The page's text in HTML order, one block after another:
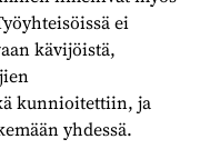
ei
kävijöistä,
kunnioitettiin, ja
yhdessä.